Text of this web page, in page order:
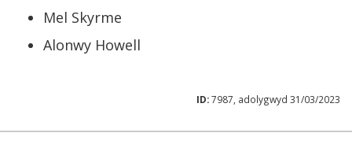
Mel Skyrme
​​​​​​​Alonwy Howell
ID:7987, adolygwyd 31/03/2023